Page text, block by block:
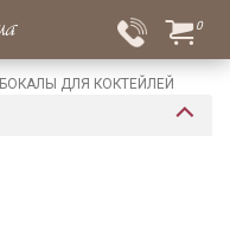
0
БОКАЛЫ ДЛЯ КОКТЕЙЛЕЙ